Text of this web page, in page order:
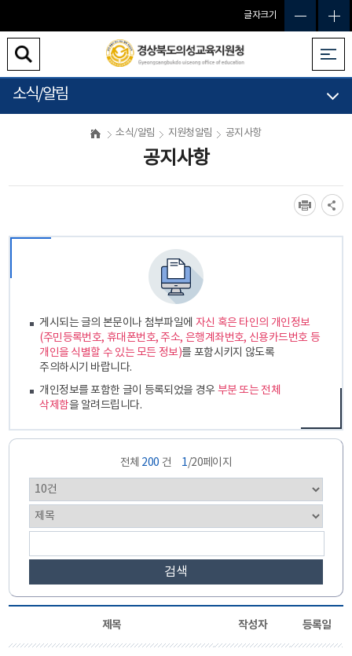
글자크기
소식/알림
소식/알림 지원청알림 공지사항
공지사항
게시되는 글의 본문이나 첨부파일에 자신 혹은 타인의 개인정보
(주민등록번호, 휴대폰번호, 주소, 은행계좌번호, 신용카드번호 등
개인을 식별할 수 있는 모든 정보)를 포함시키지 않도록
주의하시기 바랍니다.
개인정보를 포함한 글이 등록되었을 경우 부분 또는 전체
삭제함을 알려드립니다.
전체 200 건 1/20페이지
검색
제목 작성자 등록일